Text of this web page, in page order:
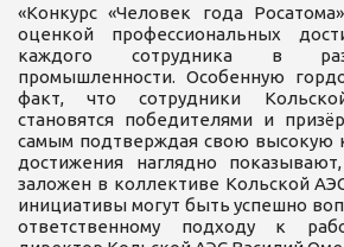
«Конкурс «Человек года
оценкой профессиональных
каждого сотрудника в
промышленности. Особенную
факт, что сотрудники
становятся победителями и
самым подтверждая свою высокую
достижения наглядно
заложен в коллективе Кольской
инициативы могут быть успешно
ответственному подходу к